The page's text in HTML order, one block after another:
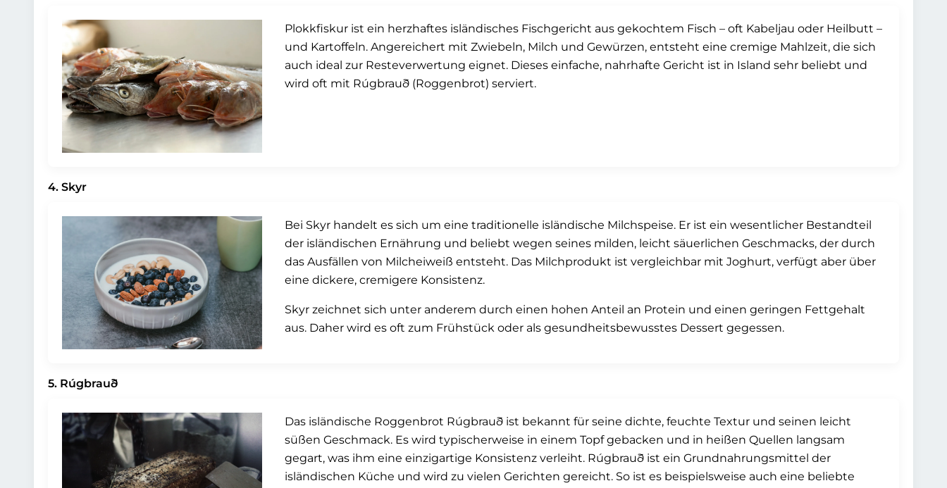
Plokkfiskur ist ein herzhaftes isländisches Fischgericht aus gekochtem Fisch – oft Kabeljau oder Heilbutt –
und Kartoffeln. Angereichert mit Zwiebeln, Milch und Gewürzen, entsteht eine cremige Mahlzeit, die sich
auch ideal zur Resteverwertung eignet. Dieses einfache, nahrhafte Gericht ist in Island sehr beliebt und
wird oft mit Rúgbrauð (Roggenbrot) serviert.
4. Skyr
Bei Skyr handelt es sich um eine traditionelle isländische Milchspeise. Er ist ein wesentlicher Bestandteil
der isländischen Ernährung und beliebt wegen seines milden, leicht säuerlichen Geschmacks, der durch
das Ausfällen von Milcheiweiß entsteht. Das Milchprodukt ist vergleichbar mit Joghurt, verfügt aber über
eine dickere, cremigere Konsistenz.
Skyr zeichnet sich unter anderem durch einen hohen Anteil an Protein und einen geringen Fettgehalt
aus. Daher wird es oft zum Frühstück oder als gesundheitsbewusstes Dessert gegessen.
5. Rúgbrauð
Das isländische Roggenbrot Rúgbrauð ist bekannt für seine dichte, feuchte Textur und seinen leicht
süßen Geschmack. Es wird typischerweise in einem Topf gebacken und in heißen Quellen langsam
gegart, was ihm eine einzigartige Konsistenz verleiht. Rúgbrauð ist ein Grundnahrungsmittel der
isländischen Küche und wird zu vielen Gerichten gereicht. So ist es beispielsweise auch eine beliebte